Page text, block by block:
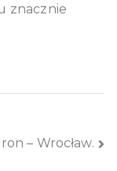
znacznie
– Wrocław.